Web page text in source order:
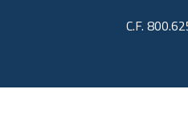
C.F.